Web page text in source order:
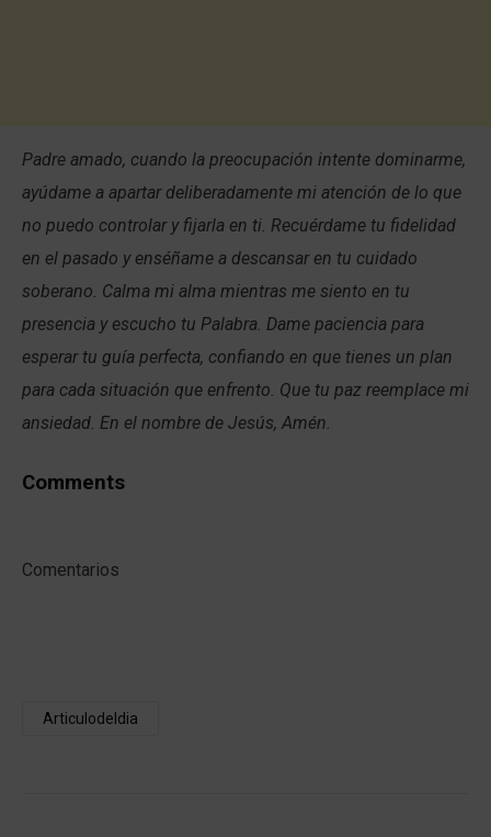
Padre amado, cuando la preocupación intente dominarme,
ayúdame a apartar deliberadamente mi atención de lo que
no puedo controlar y fijarla en ti. Recuérdame tu fidelidad
en el pasado y enséñame a descansar en tu cuidado
soberano. Calma mi alma mientras me siento en tu
presencia y escucho tu Palabra. Dame paciencia para
esperar tu guía perfecta, confiando en que tienes un plan
para cada situación que enfrento. Que tu paz reemplace mi
ansiedad. En el nombre de Jesús, Amén.
Comments
Comentarios
Articulodeldia